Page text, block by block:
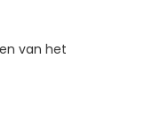
van het